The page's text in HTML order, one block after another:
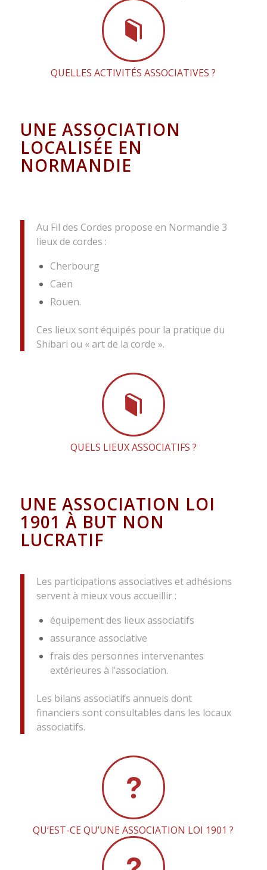
QUELLES ACTIVITÉS ASSOCIATIVES ?
UNE ASSOCIATION
LOCALISÉE EN
NORMANDIE
Au Fil des Cordes propose en Normandie 3
lieux de cordes :
Cherbourg
Caen
Rouen.
Ces lieux sont équipés pour la pratique du
Shibari ou « art de la corde ».
QUELS LIEUX ASSOCIATIFS ?
UNE ASSOCIATION LOI
1901 À BUT NON
LUCRATIF
Les participations associatives et adhésions
servent à mieux vous accueillir :
équipement des lieux associatifs
assurance associative
frais des personnes intervenantes
extérieures à l’association.
Les bilans associatifs annuels dont
financiers sont consultables dans les locaux
associatifs.
QU‘EST-CE QU’UNE ASSOCIATION LOI 1901 ?